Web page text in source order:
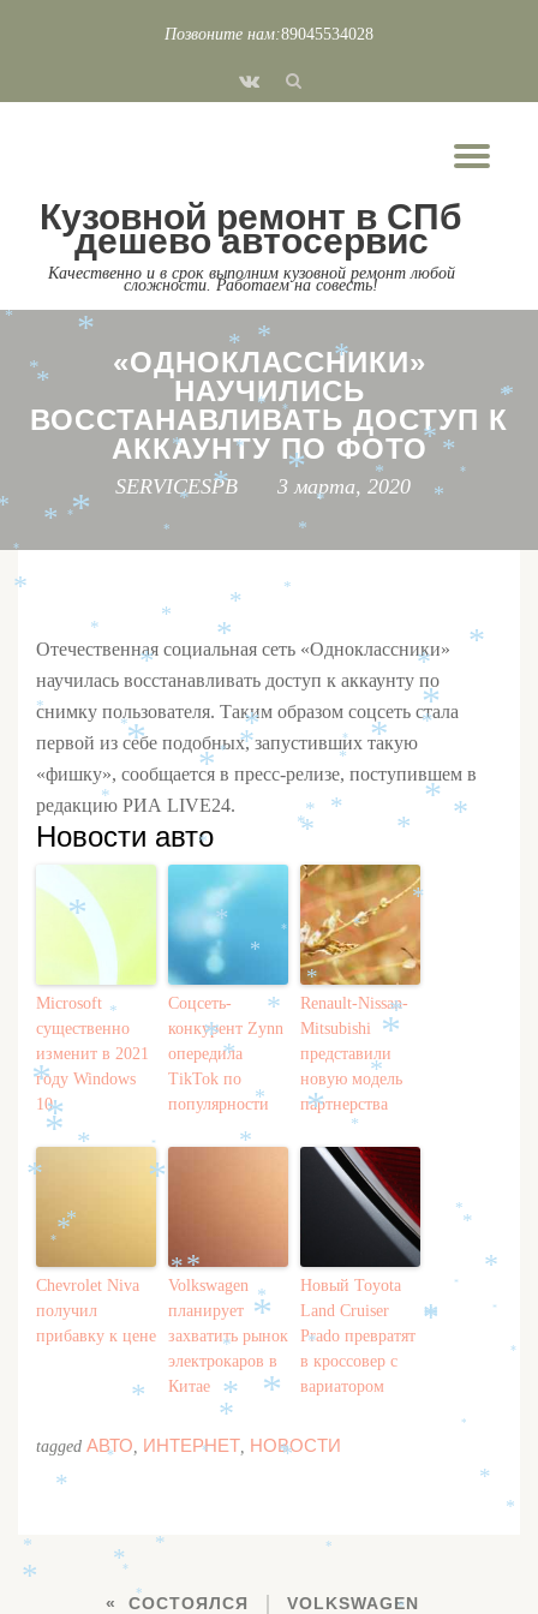
Позвоните нам:89045534028
fa-
Кузовной ремонт в СПб
дешево автосервис
Качественно и в срок выполним кузовной ремонт любой
сложности. Работаем на совесть!
«ОДНОКЛАССНИКИ»
НАУЧИЛИСЬ
ВОССТАНАВЛИВАТЬ ДОСТУП К
АККАУНТУ ПО ФОТО
SERVICESPB 3 марта, 2020
Отечественная социальная сеть «Одноклассники»
научилась восстанавливать доступ к аккаунту по
снимку пользователя. Таким образом соцсеть стала
первой из себе подобных, запустивших такую
«фишку», сообщается в пресс-релизе, поступившем в
редакцию РИА LIVE24.
Новости авто
Microsoft
существенно
изменит в 2021
году Windows
10
Соцсеть-
конкурент Zynn
опередила
TikTok по
популярности
Renault-Nissan-
Mitsubishi
представили
новую модель
партнерства
Chevrolet Niva
получил
прибавку к цене
Volkswagen
планирует
захватить рынок
электрокаров в
Китае
Новый Toyota
Land Cruiser
Prado превратят
в кроссовер с
вариатором
tagged АВТО, ИНТЕРНЕТ, НОВОСТИ
СОСТОЯЛСЯ
VOLKSWAGEN
*
* *
*
*
*
*
*
*
*
*
*
*
*
*
*
*
*
*
*
*
*
*
*
*
*
*
*
*
*
*
*
*
*
*
*
*
*
*
*
*
*
*
*
*
*
*
*
*
*
*
*
*
*
*
*
*
*
*
*
*
*
*
*
*
*
* *
*
*
*
*
*
*
*
*
*
*
*
*
* *
*
*
*
*
*
*
*
*
*
*
*
*
*
*
*
*
*
*
*
*
*
*
*
*
*
*
*
*
*
*
*
*
*
*
*
*
*
*
*
*
*
*
*
*
*
*
*